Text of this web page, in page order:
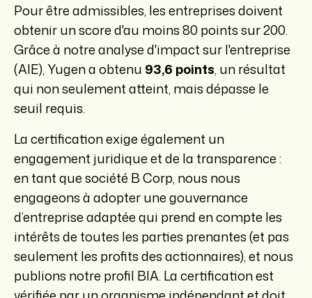
Pour être admissibles, les entreprises doivent
obtenir un score d'au moins80 pointssur 200.
Grâce à notre analyse d'impact sur l'entreprise
(AIE), Yugen a obtenu 93,6 points, un résultat
qui non seulement atteint, mais dépasse le
seuil requis.
Lacertification exige également un
engagement juridique et de la transparence:
en tant que société B Corp, nous nous
engageons à adopter une gouvernance
d’entreprise adaptée qui prend en compte les
intérêts de toutes les parties prenantes (et pas
seulement les profits des actionnaires), et nous
publions notre profil BIA. La certification est